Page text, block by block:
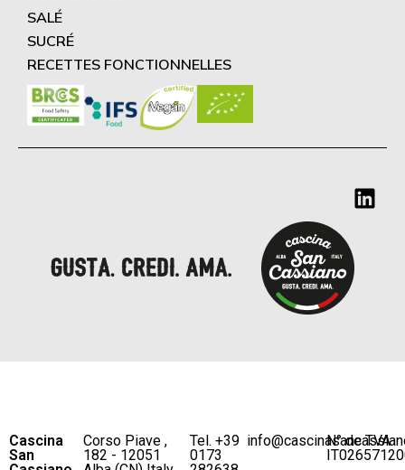
SALÉ
SUCRÉ
RECETTES FONCTIONNELLES
Cascina
San
Corso Piave ,
182 - 12051
Tel. +39
0173
N° de TVA